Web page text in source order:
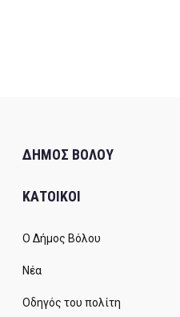
ΔΗΜΟΣ ΒΟΛΟΥ
ΚΑΤΟΙΚΟΙ
Ο Δήμος Βόλου
Νέα
Οδηγός του πολίτη